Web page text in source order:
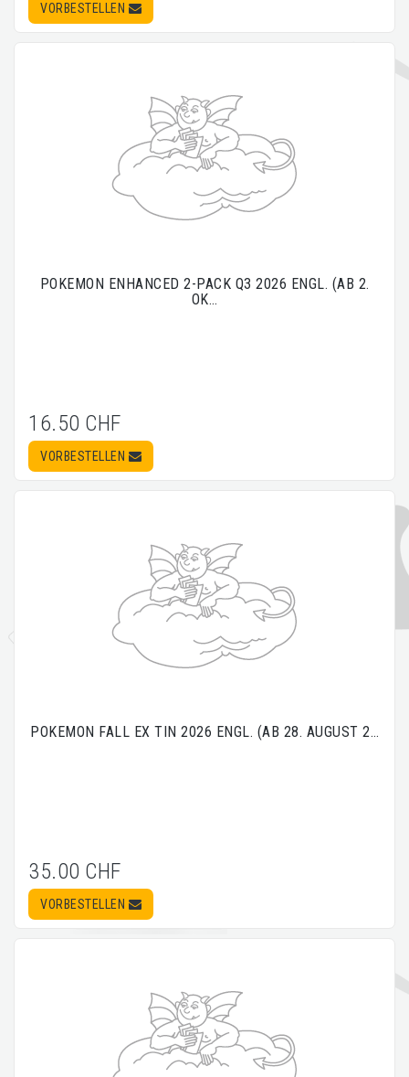
VORBESTELLEN
POKEMON ENHANCED 2-PACK Q3 2026 ENGL. (AB 2.
OK…
16.50 CHF
VORBESTELLEN
POKEMON FALL EX TIN 2026 ENGL. (AB 28. AUGUST 2…
35.00 CHF
VORBESTELLEN